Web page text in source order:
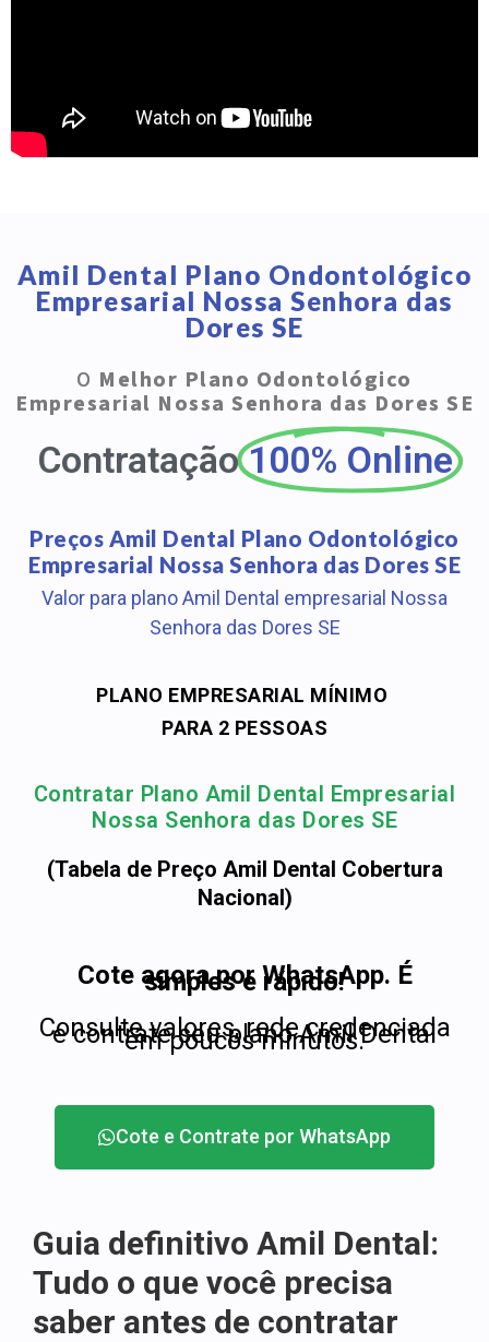
Amil Dental Plano Ondontológico
Empresarial Nossa Senhora das
Dores SE
O Melhor Plano Odontológico
Empresarial Nossa Senhora das Dores SE
Contratação 100% Online
Preços Amil Dental Plano Odontológico
Empresarial Nossa Senhora das Dores SE
Valor para plano Amil Dental empresarial Nossa
Senhora das Dores SE
PLANO EMPRESARIAL MÍNIMO
PARA 2 PESSOAS
Contratar Plano Amil Dental Empresarial
Nossa Senhora das Dores SE
(Tabela de Preço Amil Dental Cobertura
Nacional)
Cote agora por WhatsApp. É
simples e rápido!
Consulte valores, rede credenciada
e contrate seu plano Amil Dental
em poucos minutos.
Cote e Contrate por WhatsApp
Guia definitivo Amil Dental:
Tudo o que você precisa
saber antes de contratar